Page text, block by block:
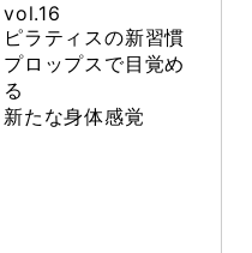
vol.16
ピラティスの新習慣
プロップスで目覚め
る
新たな身体感覚